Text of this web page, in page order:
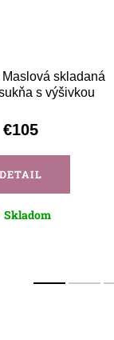
skladaná
s výšivkou
€105
DETAIL
Skladom